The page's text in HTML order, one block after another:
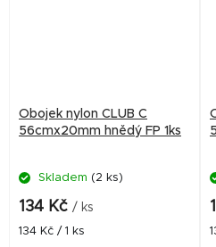
Obojek nylon CLUB C
56cmx20mm hnědý FP 1ks
Skladem (2 ks)
134 Kč / ks
Měrná
134 Kč / 1 ks